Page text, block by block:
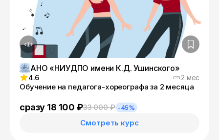
АНО «НИУДПО имени К.Д. Ушинского»
4.6 2 мес
Обучение на педагога-хореографа за 2 месяца
сразу 18 100 ₽33 000 ₽ -45%
Смотреть курс